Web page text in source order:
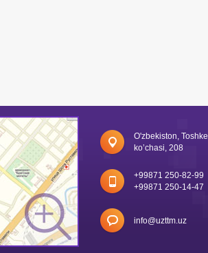
O'zbekiston,
ko’chasi, 208
+99871 250-82-99
+99871 250-14-47
info@uzttm.uz